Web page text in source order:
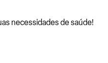
necessidades de saúde!